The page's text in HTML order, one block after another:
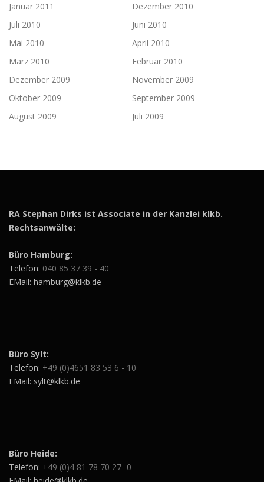
Januar 2011
Dezember 2010
Juli 2010
Juni 2010
Mai 2010
April 2010
März 2010
Februar 2010
Dezember 2009
November 2009
Oktober 2009
September 2009
August 2009
Juli 2009
RA Stephan Dirks ist Associate in der Kanzlei klkb.
Rechtsanwälte:
Büro Hamburg:
Telefon: 040 85 37 39 - 40
EMail: hamburg@klkb.de
Büro Sylt:
Telefon: +49 (0)4651 83 53 6 - 10
EMail: sylt@klkb.de
Büro Heide:
Telefon: +49 (0)4 81 78 70 27 - 0